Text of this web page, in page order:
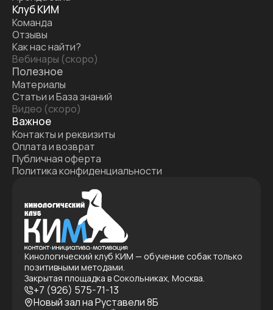
Клуб КИМ
Команда
Отзывы
Как нас найти?
Вебинары (скоро)
Полезное
Материалы
Статьи и База знаний
Видео (скоро)
Важное
Контакты и реквизиты
Оплата и возврат
Публичная оферта
Политика конфиденциальности
Кинологический клуб КИМ — обучение собак только
позитивными методами.
Закрытая площадка в Сокольниках, Москва.
+7 (926) 575-71-13
Новый зал на Руставели 8Б